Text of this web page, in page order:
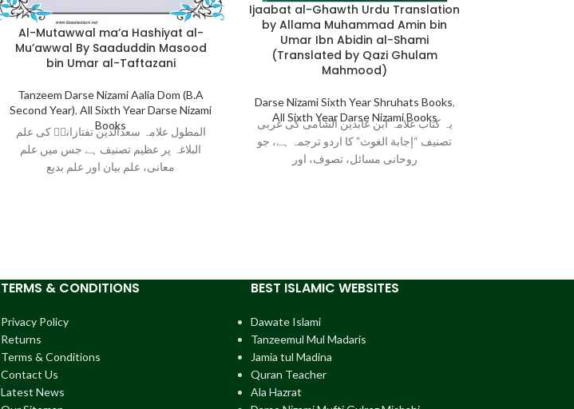
Al-Mutawwal ma’a Hashiyat al-
Mu’awwal By Saaduddin Masood
bin Umar al-Taftazani
Tanzeem Darse Nizami Aalia Dom (B.A
Second Year),All Sixth Year Darse Nizami
Books
المطول علامہ سعدالدین تفتازانیؒ کی علم
البلاغہ پر عظیم تصنیف ہے جس میں علم
معانی، علم بیان اور علم بدیع
Ijaabat al-Ghawth Urdu Translation
by Allama Muhammad Amin bin
Umar Ibn Abidin al-Shami
(Translated by Qazi Ghulam
Mahmood)
Darse Nizami Sixth Year Shruhats Books,
All Sixth Year Darse Nizami Books
یہ کتاب علامہ ابن عابدین الشامی کی عربی
تصنیف “إجابة الغوث” کا اردو ترجمہ ہے، جو
روحانی مسائل، تصوف، اور
TERMS & CONDITIONS
Privacy Policy
Returns
Terms & Conditions
Contact Us
Latest News
BEST ISLAMIC WEBSITES
Dawate Islami
Tanzeemul Mul Madaris
Jamia tul Madina
Quran Teacher
Ala Hazrat